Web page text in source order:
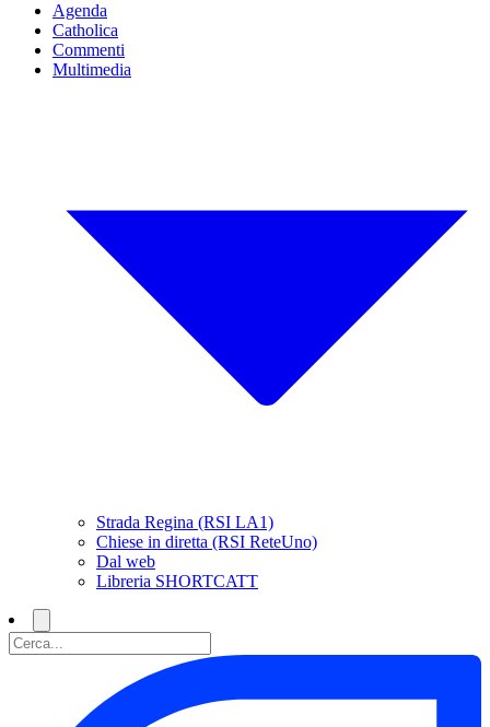
Agenda
Catholica
Commenti
Multimedia
Strada Regina (RSI LA1)
Chiese in diretta (RSI ReteUno)
Dal web
Libreria SHORTCATT